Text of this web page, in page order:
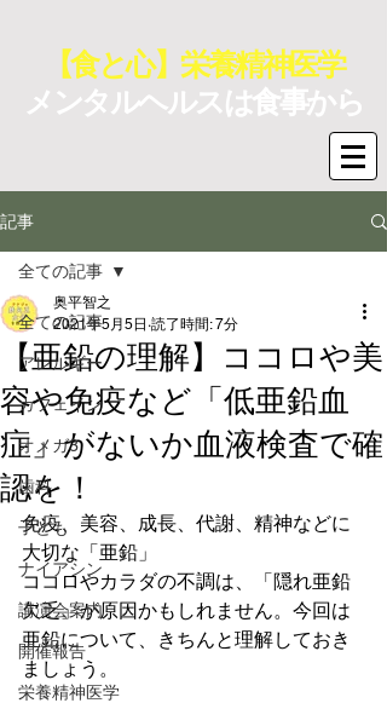
【食と心】栄養精神医学
メンタルヘルスは食事から
記事
全ての記事
アレルギー
カフェイン
オメガ3
歯科
子ども
ナイアシン
講演会案内
開催報告
栄養精神医学
全ての記事
【亜鉛の理解】ココロや美
容や免疫など「低亜鉛血
症」がないか血液検査で確
認を！
奥平智之
2021年5月5日 読了時間: 7分
免疫、美容、成長、代謝、精神などに
大切な「亜鉛」
ココロやカラダの不調は、「隠れ亜鉛
欠乏」が原因かもしれません。今回は
亜鉛について、きちんと理解しておき
ましょう。